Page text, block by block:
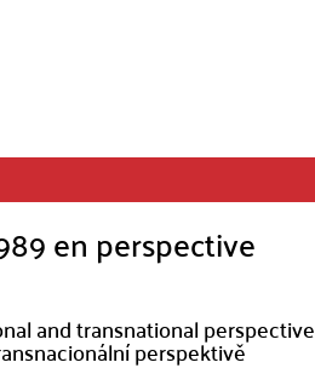
en perspective
and transnational perspective
perspektivě